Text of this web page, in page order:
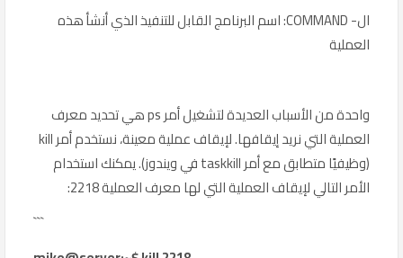
ال- COMMAND: اسم البرنامج القابل للتنفيذ الذي أنشأ هذه
العملية
واحدة من الأسباب العديدة لتشغيل أمر ps هي تحديد معرف
العملية التي نريد إيقافها. لإيقاف عملية معينة، نستخدم أمر kill
(وظيفيًا متطابق مع أمر taskkill في ويندوز). يمكنك استخدام
الأمر التالي لإيقاف العملية التي لها معرف العملية 2218:
```